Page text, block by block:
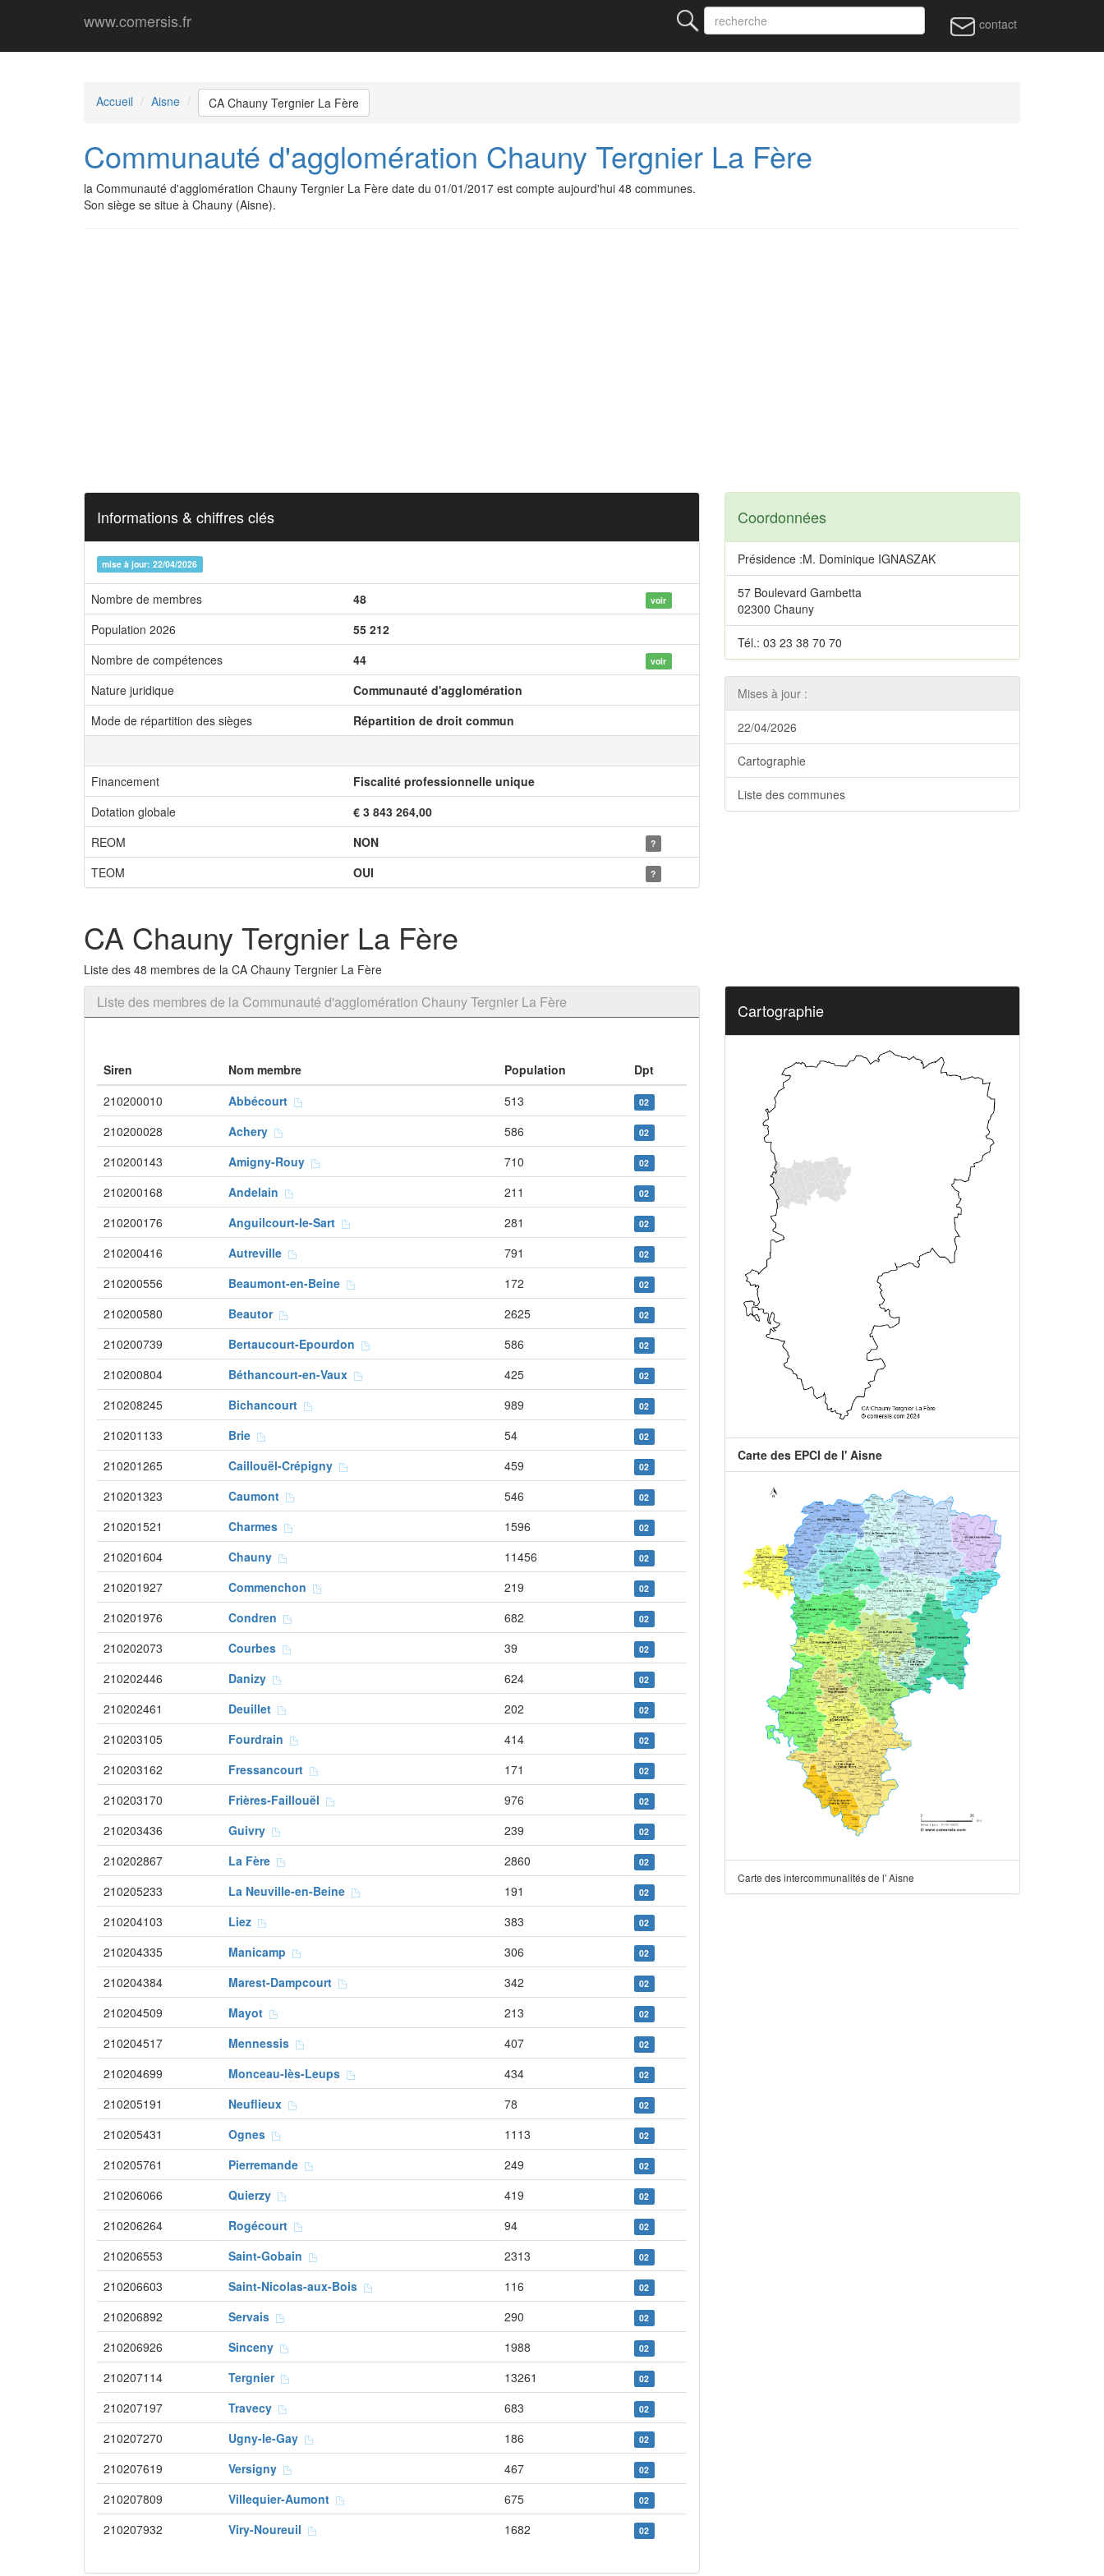
www.comersis.fr contact
Accueil Aisne CA Chauny Tergnier La Fère
Communauté d'agglomération Chauny Tergnier La Fère
la Communauté d'agglomération Chauny Tergnier La Fère date du 01/01/2017 est compte aujourd'hui 48 communes.
Son siège se situe à Chauny (Aisne).
Informations & chiffres clés
mise à jour: 22/04/2026
Nombre de membres 48 voir
Population 2026
55 212
Nombre de compétences
44 voir
Nature juridique
Communauté d'agglomération
Mode de répartition des sièges
Répartition de droit commun
Financement
Fiscalité professionnelle unique
Dotation globale
€ 3 843 264,00
REOM
NON ?
TEOM OUI ?
Coordonnées
Présidence :M. Dominique IGNASZAK
57 Boulevard Gambetta
02300 Chauny
Tél.: 03 23 38 70 70
Mises à jour :
22/04/2026
Cartographie
Liste des communes
CA Chauny Tergnier La Fère
Liste des 48 membres de la CA Chauny Tergnier La Fère
Liste des membres de la Communauté d'agglomération Chauny Tergnier La Fère
Siren Nom membre Population
Dpt
210200010
Abbécourt 513 02
210200028 Achery 586 02
210200143 Amigny-Rouy 710 02
210200168 Andelain 211 02
210200176 Anguilcourt-le-Sart 281 02
210200416 Autreville 791 02
210200556 Beaumont-en-Beine 172 02
210200580 Beautor 2625 02
210200739 Bertaucourt-Epourdon 586 02
210200804 Béthancourt-en-Vaux 425 02
210208245 Bichancourt 989 02
210201133 Brie 54 02
210201265 Caillouël-Crépigny 459 02
210201323 Caumont 546 02
210201521 Charmes 1596 02
210201604 Chauny 11456 02
210201927 Commenchon 219 02
210201976 Condren 682 02
210202073 Courbes 39 02
210202446 Danizy 624 02
210202461 Deuillet 202 02
210203105 Fourdrain 414 02
210203162 Fressancourt 171 02
210203170 Frières-Faillouël 976 02
210203436 Guivry 239 02
210202867 La Fère 2860 02
210205233 La Neuville-en-Beine 191 02
210204103 Liez 383 02
210204335 Manicamp 306 02
210204384 Marest-Dampcourt 342 02
210204509 Mayot 213 02
210204517 Mennessis 407 02
210204699 Monceau-lès-Leups 434 02
210205191 Neuflieux 78 02
210205431 Ognes 1113 02
210205761 Pierremande 249 02
210206066 Quierzy 419 02
210206264 Rogécourt 94 02
210206553 Saint-Gobain 2313 02
210206603 Saint-Nicolas-aux-Bois 116 02
210206892 Servais 290 02
210206926 Sinceny 1988 02
210207114 Tergnier 13261 02
210207197 Travecy 683 02
210207270 Ugny-le-Gay 186 02
210207619 Versigny 467 02
210207809 Villequier-Aumont 675 02
210207932 Viry-Noureuil 1682 02
Cartographie
Carte des EPCI de l' Aisne
Carte des intercommunalités de l' Aisne